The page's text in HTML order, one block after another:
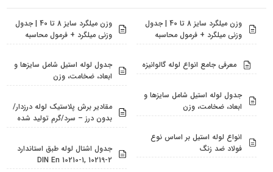
وزن میلگرد سایز 8 تا 40 | جدول
وزنی میلگرد + فرمول محاسبه
معرفی جامع انواع لوله گالوانیزه
جدول لوله استیل شامل سایزها و
ابعاد، ضخامت، وزن
انواع لوله استیل بر اساس نوع
فولاد ضد زنگ
وزن میلگرد سایز 8 تا 40 | جدول
وزنی میلگرد + فرمول محاسبه
جدول لوله استیل شامل سایزها و
ابعاد، ضخامت، وزن
مقادیر برش پلاستیک لوله درزدار/
بدون درز – سرد/گرم تولید شده
جدول اشتال لوله طبق استاندارد
DIN En 10210-1, 10219-2